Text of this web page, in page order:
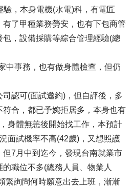
，本身電機(水電)科，有電匠
了甲種業務勞安，也有下包商管
，設備採購等綜合管理經驗(總
中事務，也有做身體檢查，但仍
司認可(面試邀約)，但自評後，多
合，都已予婉拒居多，本身也有
身體無恙後開始找工作，本預計
面試機率不高(42歲)，又想照護
7月中到迄今，發現台南就業市
職位不多(總務人員、物業人
繁詢問何時願意出去上班，漸漸